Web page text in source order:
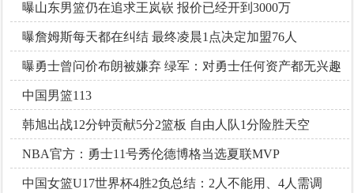
曝山东男篮仍在追求王岚嵚 报价已经开到3000万
曝詹姆斯每天都在纠结 最终凌晨1点决定加盟76人
曝勇士曾问价布朗被嫌弃 绿军：对勇士任何资产都无兴趣
中国男篮113
韩旭出战12分钟贡献5分2篮板 自由人队1分险胜天空
NBA官方：勇士11号秀伦德博格当选夏联MVP
中国女篮U17世界杯4胜2负总结：2人不能用、4人需调